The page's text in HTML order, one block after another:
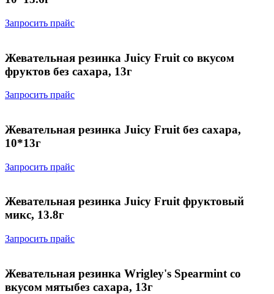
Запросить прайс
Жевательная резинка Juicy Fruit со вкусом
фруктов без сахара, 13г
Запросить прайс
Жевательная резинка Juicy Fruit без сахара,
10*13г
Запросить прайс
Жевательная резинка Juicy Fruit фруктовый
микс, 13.8г
Запросить прайс
Жевательная резинка Wrigley's Spearmint со
вкусом мятыбез сахара, 13г